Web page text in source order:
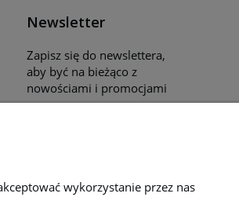
Newsletter
Zapisz się do newslettera,
aby być na bieżąco z
nowościami i promocjami
wykorzystanie przez nas